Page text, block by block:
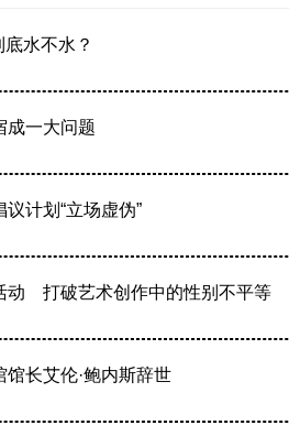
底水不水？
成一大问题
计划“立场虚伪”
动 打破艺术创作中的性别不平等
长艾伦·鲍内斯辞世